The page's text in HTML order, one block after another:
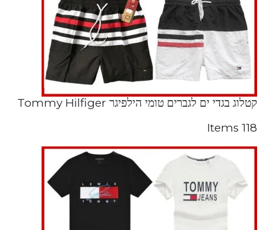
קטלוג בגדי ים לגברים טומי הילפיגר Tommy Hilfiger
118 Items